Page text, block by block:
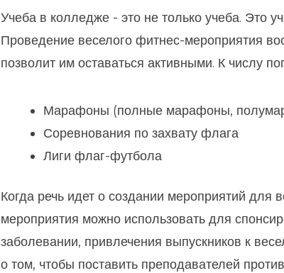
Учеба в колледже - это не только учеба. Это
Проведение веселого фитнес-мероприятия
позволит им оставаться активными. К числу
Марафоны (полные марафоны,
Соревнования по захвату флага
Лиги флаг-футбола
Когда речь идет о создании мероприятий для
мероприятия можно использовать для
заболевании, привлечения выпускников к
о том, чтобы поставить преподавателей